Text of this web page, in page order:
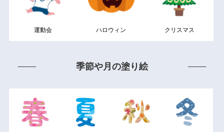
運動会 ハロウィン クリスマス
季節や月の塗り絵